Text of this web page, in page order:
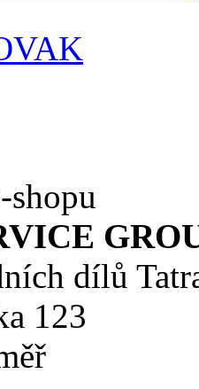
shopu
dílů
123